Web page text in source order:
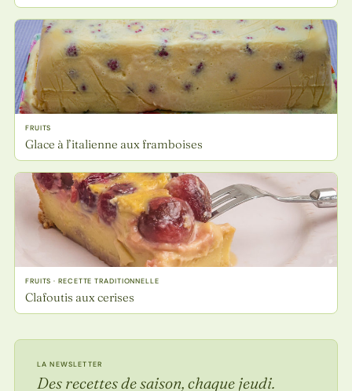
FRUITS
Glace à l’italienne aux framboises
FRUITS · RECETTE TRADITIONNELLE
Clafoutis aux cerises
LA NEWSLETTER
Des recettes de saison, chaque jeudi.